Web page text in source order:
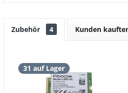
Zubehör 4 Kunden
31 auf Lager